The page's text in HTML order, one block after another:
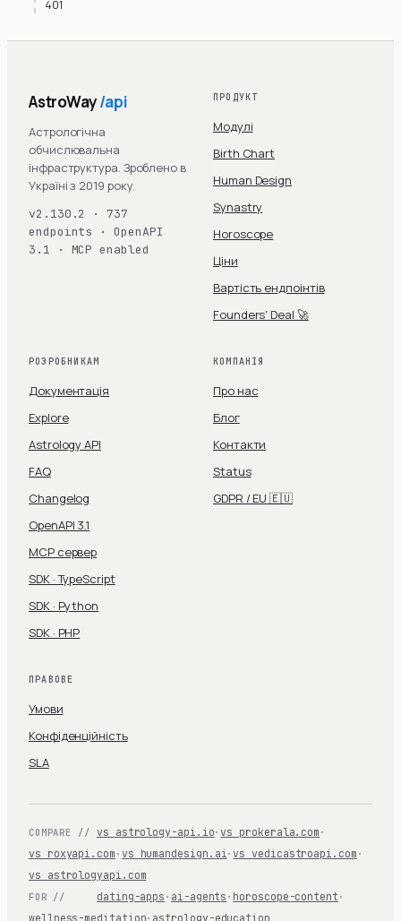
401
AstroWay/api
Астрологічна
обчислювальна
інфраструктура. Зроблено в
Україні з 2019 року.
v2.130.2 · 737
endpoints · OpenAPI
3.1 · MCP enabled
ПРОДУКТ
Модулі
Birth Chart
Human Design
Synastry
Horoscope
Ціни
Вартість ендпоінтів
Founders' Deal 🚀
РОЗРОБНИКАМ
Документація
Explore
Astrology API
FAQ
Changelog
OpenAPI 3.1
MCP сервер
SDK · TypeScript
SDK · Python
SDK · PHP
КОМПАНІЯ
Про нас
Блог
Контакти
Status
GDPR / EU 🇪🇺
ПРАВОВЕ
Умови
Конфіденційність
SLA
COMPARE // vs astrology-api.io·vs prokerala.com ·
vs roxyapi.com · vs humandesign.ai ·vs vedicastroapi.com ·
vs astrologyapi.com
FOR // dating-apps · ai-agents · horoscope-content ·
wellness-meditation· astrology-education